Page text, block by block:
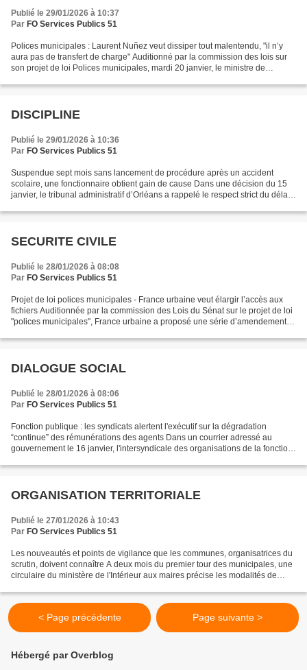
Publié le 29/01/2026 à 10:37
Par FO Services Publics 51
Polices municipales : Laurent Nuñez veut dissiper tout malentendu, "il n’y
aura pas de transfert de charge" Auditionné par la commission des lois sur
son projet de loi Polices municipales, mardi 20 janvier, le ministre de
DISCIPLINE
Publié le 29/01/2026 à 10:36
Par FO Services Publics 51
Suspendue sept mois sans lancement de procédure après un accident
scolaire, une fonctionnaire obtient gain de cause Dans une décision du 15
janvier, le tribunal administratif d’Orléans a rappelé le respect strict du délai
SECURITE CIVILE
Publié le 28/01/2026 à 08:08
Par FO Services Publics 51
Projet de loi polices municipales - France urbaine veut élargir l’accès aux
fichiers Auditionnée par la commission des Lois du Sénat sur le projet de loi
"polices municipales", France urbaine a proposé une série d’amendements
DIALOGUE SOCIAL
Publié le 28/01/2026 à 08:06
Par FO Services Publics 51
Fonction publique : les syndicats alertent l'exécutif sur la dégradation
“continue” des rémunérations des agents Dans un courrier adressé au
gouvernement le 16 janvier, l'intersyndicale des organisations de la fonction
ORGANISATION TERRITORIALE
Publié le 27/01/2026 à 10:43
Par FO Services Publics 51
Les nouveautés et points de vigilance que les communes, organisatrices du
scrutin, doivent connaître A deux mois du premier tour des municipales, une
circulaire du ministère de l'Intérieur aux maires précise les modalités de
< Page précédente Page suivante >
Hébergé par Overblog